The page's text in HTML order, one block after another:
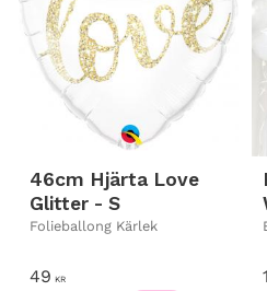
46cm Hjärta Love
Glitter - S
Folieballong Kärlek
49 KR